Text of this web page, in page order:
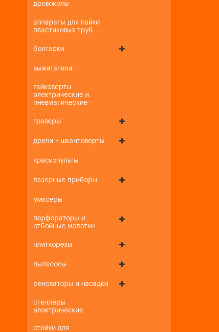
дровоколы
аппараты для пайки
пластиковых труб
болгарки
выжигатели
гайковерты
электрические и
пневматические
граверы
дрели + шкантоверты
краскопульты
лазерные приборы
миксеры
перфораторы и
отбойные молотки
плиткорезы
пылесосы
реноваторы и насадки
степлеры
электрические
стойки для